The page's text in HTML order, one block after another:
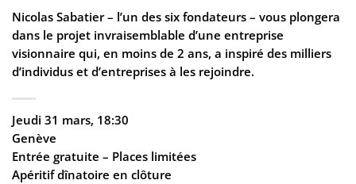
Nicolas Sabatier – l’un des six fondateurs – vous plongera
dans le projet invraisemblable d’une entreprise
visionnaire qui, en moins de 2 ans, a inspiré des milliers
d’individus et d’entreprises à les rejoindre.
Jeudi 31 mars, 18:30
Genève
Entrée gratuite – Places limitées
Apéritif dînatoire en clôture